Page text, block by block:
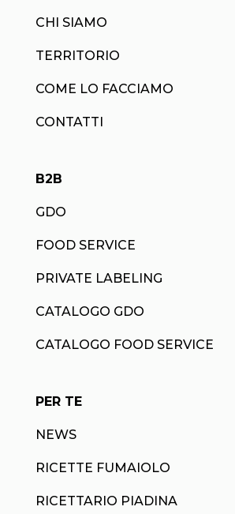
CHI SIAMO
TERRITORIO
COME LO FACCIAMO
CONTATTI
B2B
GDO
FOOD SERVICE
PRIVATE LABELING
CATALOGO GDO
CATALOGO FOOD SERVICE
PER TE
NEWS
RICETTE FUMAIOLO
RICETTARIO PIADINA